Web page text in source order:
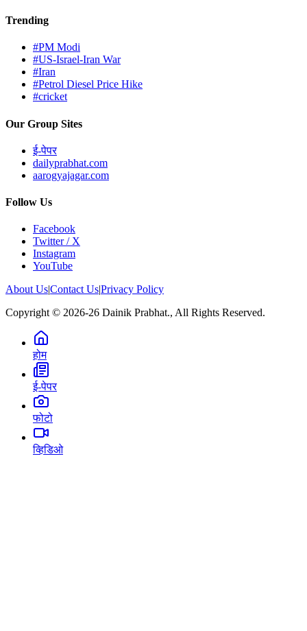
Trending
#PM Modi
#US-Israel-Iran War
#Iran
#Petrol Diesel Price Hike
#cricket
Our Group Sites
ई-पेपर
dailyprabhat.com
aarogyajagar.com
Follow Us
Facebook
Twitter / X
Instagram
YouTube
About Us|Contact Us|Privacy Policy
Copyright © 2026-26 Dainik Prabhat., All Rights Reserved.
होम
ई-पेपर
फोटो
व्हिडिओ